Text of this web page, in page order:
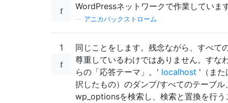
WordPressネットワークで作業していま
アニカバックストローム
1
同じことをします。残念ながら、すべて
尊重しているわけではありません。すな
らの「応答テーマ」。' localhost '（また
択したもの）のダンプ/すべてのテーブル
wp_optionsを検索し、検索と置換を行う